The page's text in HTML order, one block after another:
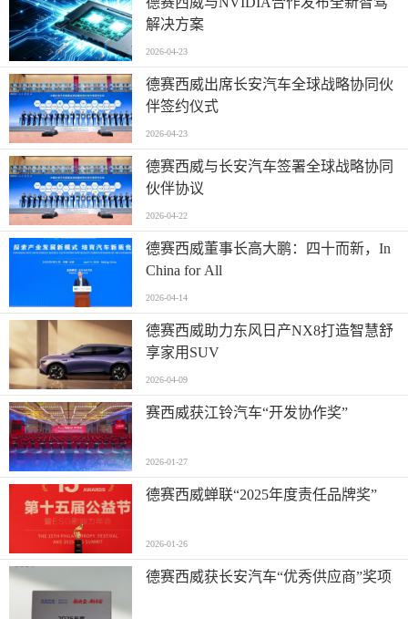
解决方案
2026-04-23
德赛西威出席长安汽车全球战略协同伙
伴签约仪式
2026-04-23
德赛西威与长安汽车签署全球战略协同
伙伴协议
2026-04-22
德赛西威董事长高大鹏：四十而新，In
China for All
2026-04-14
德赛西威助力东风日产NX8打造智慧舒
享家用SUV
2026-04-09
赛西威获江铃汽车“开发协作奖”
2026-01-27
德赛西威蝉联“2025年度责任品牌奖”
2026-01-26
德赛西威获长安汽车“优秀供应商”奖项